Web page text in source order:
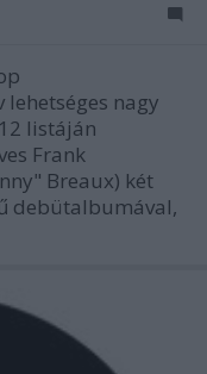
lehetséges nagy
listáján
Frank
Breaux) két
debütalbumával,